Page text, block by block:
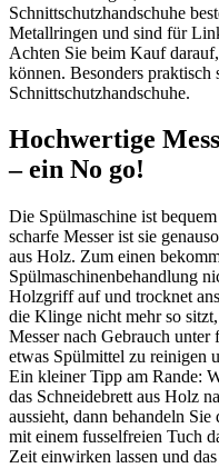
Schnittschutzhandschuhe
Metallringen und sind für
Achten Sie beim Kauf
können. Besonders praktisch
Schnittschutzhandschuhe.
Hochwertige
– ein No go!
Die Spülmaschine ist
scharfe Messer ist sie
aus Holz. Zum einen
Spülmaschinenbehandlung
Holzgriff auf und trocknet
die Klinge nicht mehr so
Messer nach Gebrauch unter
etwas Spülmittel zu reinigen
Ein kleiner Tipp am Rande:
das Schneidebrett aus Holz
aussieht, dann behandeln
mit einem fusselfreien Tuch
Zeit einwirken lassen und